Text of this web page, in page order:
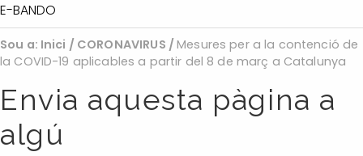
E-BANDO
Sou a: Inici / CORONAVIRUS /Mesures per a la contenció de
la COVID-19 aplicables a partir del 8 de març a Catalunya
Envia aquesta pàgina a
algú